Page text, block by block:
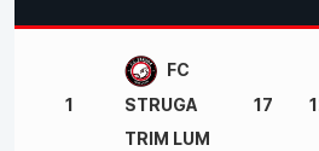
1
FC
STRUGA
TRIM LUM
17